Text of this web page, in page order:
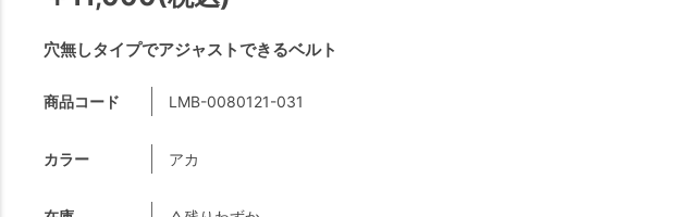
穴無しタイプでアジャストできるベルト
商品コード LMB-0080121-031
カラー アカ